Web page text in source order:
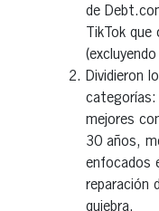
de
TikTok
Dividieron
categorías:
mejores
30 años,
enfocados
reparación
quiebra.